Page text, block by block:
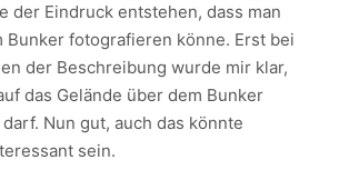
der Eindruck entstehen, dass man
Bunker fotografieren könne. Erst bei
der Beschreibung wurde mir klar,
das Gelände über dem Bunker
Nun gut, auch das könnte
sein.